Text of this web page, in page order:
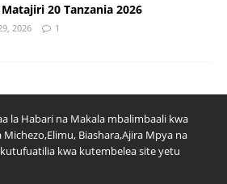
20 Tanzania 2026
2026 1
la Habari na Makala mbalimbaali kwa
Biashara,Ajira Mpya na
kwa kutembelea site yetu